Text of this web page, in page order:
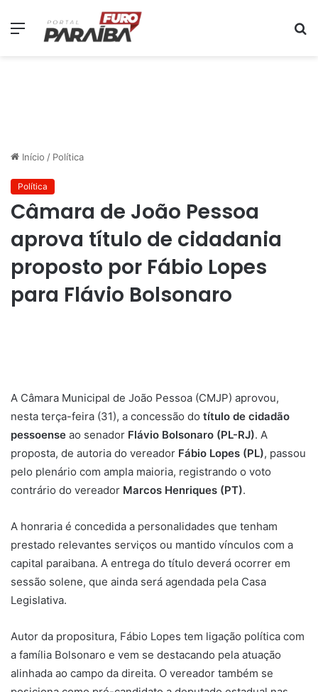
Menu
Início / Política
Política
Câmara de João Pessoa
aprova título de cidadania
proposto por Fábio Lopes
para Flávio Bolsonaro
A Câmara Municipal de João Pessoa (CMJP) aprovou,
nesta terça-feira (31), a concessão do título de cidadão
pessoense ao senador Flávio Bolsonaro (PL-RJ). A
proposta, de autoria do vereador Fábio Lopes (PL), passou
pelo plenário com ampla maioria, registrando o voto
contrário do vereador Marcos Henriques (PT).
A honraria é concedida a personalidades que tenham
prestado relevantes serviços ou mantido vínculos com a
capital paraibana. A entrega do título deverá ocorrer em
sessão solene, que ainda será agendada pela Casa
Legislativa.
Autor da propositura, Fábio Lopes tem ligação política com
a família Bolsonaro e vem se destacando pela atuação
alinhada ao campo da direita. O vereador também se